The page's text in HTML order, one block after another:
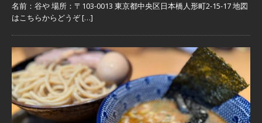
名前：谷や 場所：〒103-0013 東京都中央区日本橋人形町2-15-17 地図
はこちらからどうぞ[…]